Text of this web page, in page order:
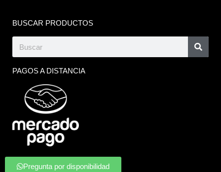
BUSCAR PRODUCTOS
PAGOS A DISTANCIA
Pregunta por disponibilidad